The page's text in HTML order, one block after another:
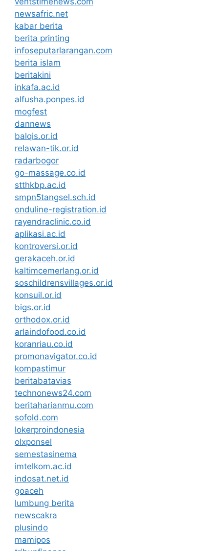
newsafric.net
kabar berita
berita printing
infoseputarlarangan.com
berita islam
beritakini
inkafa.ac.id
alfusha.ponpes.id
mogfest
dannews
balqis.or.id
relawan-tik.or.id
radarbogor
go-massage.co.id
stthkbp.ac.id
smpn5tangsel.sch.id
onduline-registration.id
rayendraclinic.co.id
aplikasi.ac.id
kontroversi.or.id
gerakaceh.or.id
kaltimcemerlang.or.id
soschildrensvillages.or.id
konsuil.or.id
bigs.or.id
orthodox.or.id
arlaindofood.co.id
koranriau.co.id
promonavigator.co.id
kompastimur
beritabatavias
technonews24.com
beritaharianmu.com
sofold.com
lokerproindonesia
olxponsel
semestasinema
imtelkom.ac.id
indosat.net.id
goaceh
lumbung berita
newscakra
plusindo
mamipos